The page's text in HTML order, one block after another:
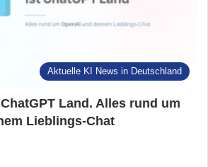
Aktuelle KI News in Deutschland
Land. Alles rund um
Lieblings-Chat